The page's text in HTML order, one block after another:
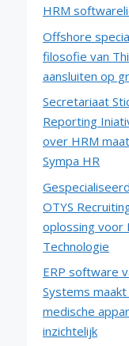
HRM
Offshore
filosofie van
aansluiten op
Secretariaat
Reporting
over HRM
Sympa HR
OTYS
oplossing voor
Technologie
ERP software
Systems
medische
inzichtelijk